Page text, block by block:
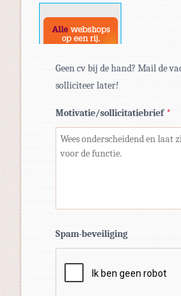
docx.
Geen cv bij de hand? Mail de
solliciteer later!
Motivatie/sollicitatiebrief *
Spam-beveiliging